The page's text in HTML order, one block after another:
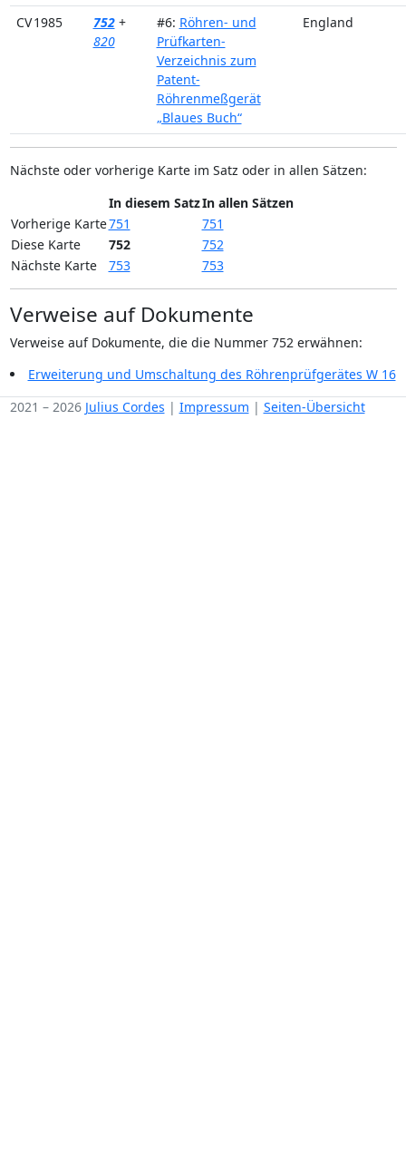
CV 1985 752 +
820
#6: Röhren- und
Prüfkarten-
Verzeichnis zum
Patent-
Röhrenmeßgerät
„Blaues Buch“
England
Nächste oder vorherige Karte im Satz oder in allen Sätzen:
In diesem SatzIn allen Sätzen
Vorherige Karte751
751
Diese Karte
752
752
Nächste Karte
753 753
Verweise auf Dokumente
Verweise auf Dokumente, die die Nummer 752 erwähnen:
Erweiterung und Umschaltung des Röhrenprüfgerätes W 16
2021 – 2026 Julius Cordes | Impressum | Seiten-Übersicht